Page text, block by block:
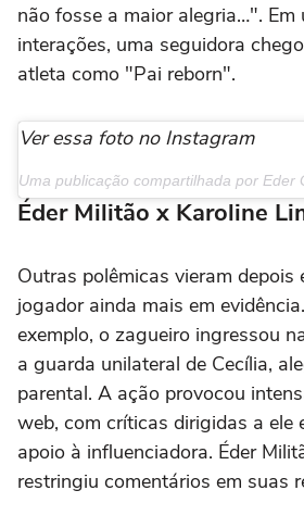
não fosse a maior alegria…". Em
interações, uma seguidora
atleta como "Pai reborn".
Ver essa foto no Instagram
Éder Militão x Karoline
Outras polêmicas vieram depois
jogador ainda mais em
exemplo, o zagueiro ingressou
a guarda unilateral de Cecília,
parental. A ação provocou
web, com críticas dirigidas a ele
apoio à influenciadora. Éder
restringiu comentários em suas